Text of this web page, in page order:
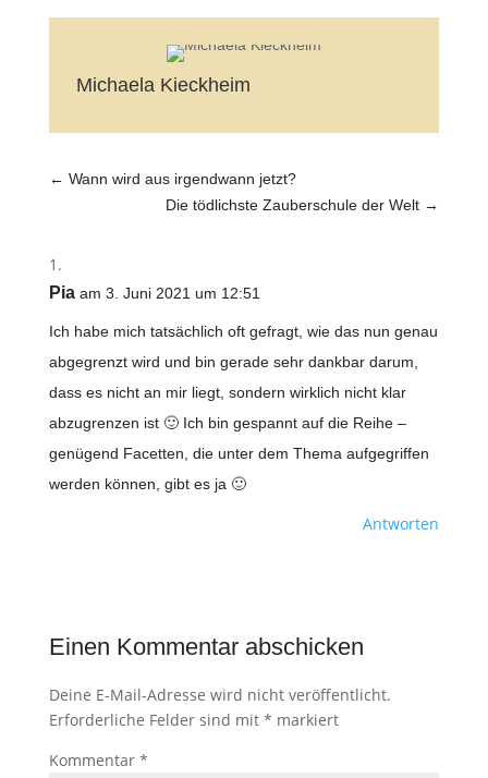
Michaela Kieckheim
← Wann wird aus irgendwann jetzt?
Die tödlichste Zauberschule der Welt →
Pia am 3. Juni 2021 um 12:51
Ich habe mich tatsächlich oft gefragt, wie das nun genau
abgegrenzt wird und bin gerade sehr dankbar darum,
dass es nicht an mir liegt, sondern wirklich nicht klar
abzugrenzen ist 🙂 Ich bin gespannt auf die Reihe –
genügend Facetten, die unter dem Thema aufgegriffen
werden können, gibt es ja 🙂
Antworten
Einen Kommentar abschicken
Deine E-Mail-Adresse wird nicht veröffentlicht.
Erforderliche Felder sind mit * markiert
Kommentar *